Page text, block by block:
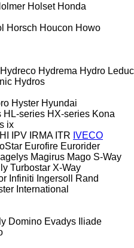
Holset Honda
Horsch Houcon Howo
Hydreco Hydrema Hydro Leduc
Hydros
Hyster Hyundai
HL-series HX-series Kona
ix
IHI IPV IRMA ITR IVECO
Eurofire Eurorider
Magirus Mago S-Way
Turbostar X-Way
Infiniti Ingersoll Rand
International
Domino Evadys
Iliade